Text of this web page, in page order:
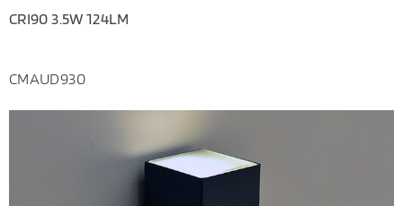
CRI90 3.5W 124LM
CMAUD930